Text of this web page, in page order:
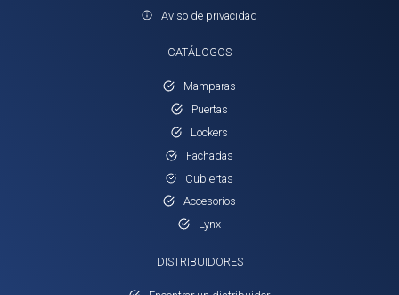
Aviso de privacidad
CATÁLOGOS
Mamparas
Puertas
Lockers
Fachadas
Cubiertas
Accesorios
Lynx
DISTRIBUIDORES